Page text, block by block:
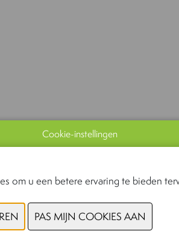
Cookie-instellingen
om u een betere ervaring te bieden